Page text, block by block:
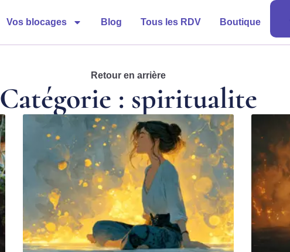
Vos blocages Blog Tous les RDV Boutique
Retour en arrière
Catégorie : spiritualite